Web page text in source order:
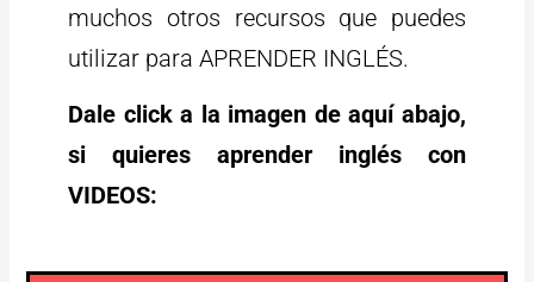
muchos otros recursos que puedes
utilizar para APRENDER INGLÉS.
Dale click a la imagen de aquí abajo,
si quieres aprender inglés con
VIDEOS: